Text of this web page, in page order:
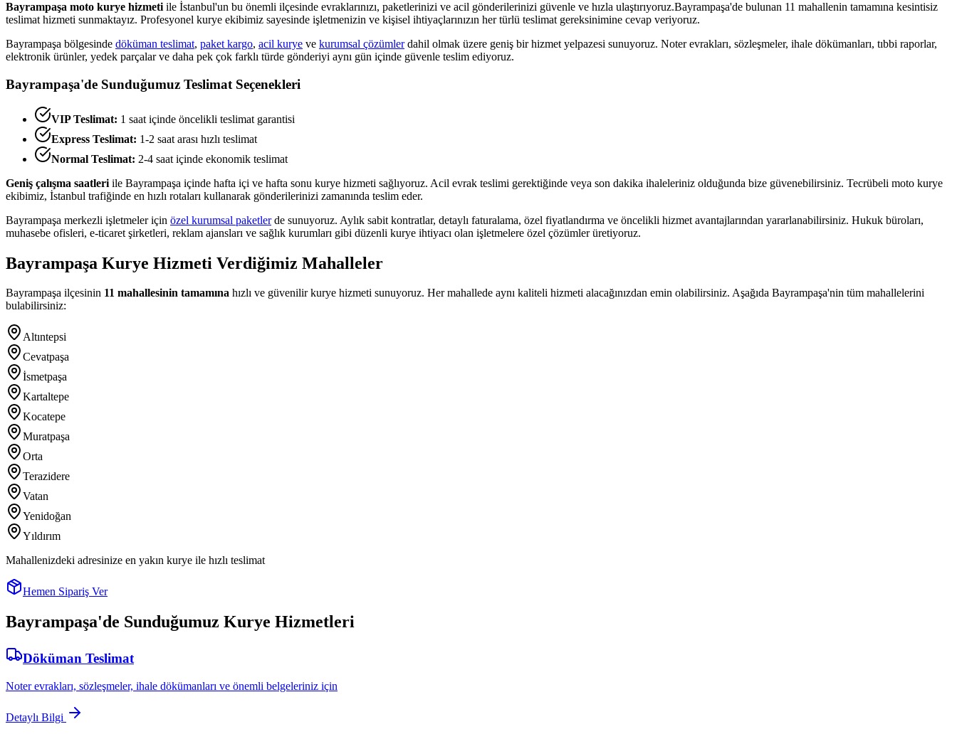
Bayrampaşa moto kurye hizmeti ile İstanbul'un bu önemli ilçesinde evraklarınızı, paketlerinizi ve acil gönderilerinizi güvenle ve hızla ulaştırıyoruz.Bayrampaşa'de bulunan 11 mahallenin tamamına kesintisiz
teslimat hizmeti sunmaktayız. Profesyonel kurye ekibimiz sayesinde işletmenizin ve kişisel ihtiyaçlarınızın her türlü teslimat gereksinimine cevap veriyoruz.
Bayrampaşa bölgesinde döküman teslimat, paket kargo, acil kurye ve kurumsal çözümlerdahil olmak üzere geniş bir hizmet yelpazesi sunuyoruz. Noter evrakları, sözleşmeler, ihale dökümanları, tıbbi raporlar,
elektronik ürünler, yedek parçalar ve daha pek çok farklı türde gönderiyi aynı gün içinde güvenle teslim ediyoruz.
Bayrampaşa'de Sunduğumuz Teslimat Seçenekleri
VIP Teslimat: 1 saat içinde öncelikli teslimat garantisi
Express Teslimat: 1-2 saat arası hızlı teslimat
Normal Teslimat: 2-4 saat içinde ekonomik teslimat
Geniş çalışma saatleri ile Bayrampaşa içinde hafta içi ve hafta sonu kurye hizmeti sağlıyoruz. Acil evrak teslimi gerektiğinde veya son dakika ihaleleriniz olduğunda bize güvenebilirsiniz. Tecrübeli moto kurye
ekibimiz, İstanbul trafiğinde en hızlı rotaları kullanarak gönderilerinizi zamanında teslim eder.
Bayrampaşa merkezli işletmeler için özel kurumsal paketlerde sunuyoruz. Aylık sabit kontratlar, detaylı faturalama, özel fiyatlandırma ve öncelikli hizmet avantajlarından yararlanabilirsiniz. Hukuk büroları,
muhasebe ofisleri, e-ticaret şirketleri, reklam ajansları ve sağlık kurumları gibi düzenli kurye ihtiyacı olan işletmelere özel çözümler üretiyoruz.
Bayrampaşa Kurye Hizmeti Verdiğimiz Mahalleler
Bayrampaşa ilçesinin 11 mahallesinin tamamına hızlı ve güvenilir kurye hizmeti sunuyoruz. Her mahallede aynı kaliteli hizmeti alacağınızdan emin olabilirsiniz. Aşağıda Bayrampaşa'nin tüm mahallelerini
bulabilirsiniz:
Altıntepsi
Cevatpaşa
İsmetpaşa
Kartaltepe
Kocatepe
Muratpaşa
Orta
Terazidere
Vatan
Yenidoğan
Yıldırım
Mahallenizdeki adresinize en yakın kurye ile hızlı teslimat
Hemen Sipariş Ver
Bayrampaşa'de Sunduğumuz Kurye Hizmetleri
Döküman Teslimat
Noter evrakları, sözleşmeler, ihale dökümanları ve önemli belgeleriniz için
Detaylı Bilgi